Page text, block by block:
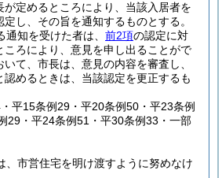
が定めるところにより、当該入居者を
し、その旨を通知するものとする。
通知を受けた者は、 前2項の認定に対
ころにより、意見を申し出ることがで
いて、市長は、意見の内容を審査し、
めるときは、当該認定を更正するも
平15条例29・平20条例50・平23条例
29・平24条例51・平30条例33・一部
、市営住宅を明け渡すように努めなけ